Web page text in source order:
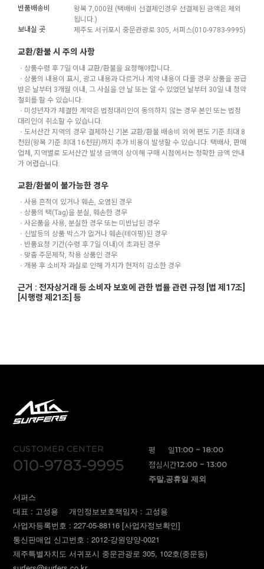
반품배송비
왕복 7,000원 (택배비 선결제인경우 선결제된 금액은 제외
됩니다.)
보내실 곳
제주도 서귀포시 중문관광로 305, 서퍼스(010-9783-9995)
교환/환불 시 주의 사항
ㆍ상품수령 후 7일 이내 교환/환불을 요청해야합니다.
ㆍ상품의 내용이 표시, 광고 내용과 다르거나 계약 내용이 다를 경우 상품을 공급
받은 날부터 3개월 이내, 그 사실을 안 날 또는 알 수 있었던 날부터 30일 내 청약
철회를 할 수 있습니다.
ㆍ미성년자가 체결한 계약은 법정대리인이 동의하지 않는 경우 본인 또는 법정
대리인이 취소할 수 있습니다.
ㆍ도서산간 지역의 경우 결제하신 기본 교환/환불 배송비 외에 편도 기준 최대 8
천원(왕복 기준 최대 16천원)까지 추가 비용이 발생할 수 있습니다. 택배사, 판매
업체, 지역별로 도서산간 발생 금액이 상이해 구매 시점에서는 정확한 금액 안내
가 어렵습니다.
교환/환불이 불가능한 경우
ㆍ사용 흔적이 있거나 훼손, 오염된 경우
ㆍ상품의 택(Tag)을 분실, 훼손한 경우
ㆍ사은품을 사용, 분실한 경우 또는 미반납된 경우
ㆍ신발등의 상품 박스가 없거나 훼손(테이핑)된 경우
ㆍ반품요청 기간(수령 후 7일 이내)이 초과된 경우
ㆍ맞춤 주문제작, 착용 상품인 경우
ㆍ개봉 후 소비자 과실로 인해 가치가 현저히 감소한 경우
근거 : 전자상거래 등 소비자 보호에 관한 법률 관련 규정 [법 제17조]
[시행령 제21조] 등
CUSTOMER CENTER
010-9783-9995
평 일11:00 ~ 18:00
점심시간12:00 ~ 13:00
주말,공휴일 제외
서퍼스
대표 : 고성용
개인정보보호책임자 : 고성용
사업자등록번호 : 227-05-88116[사업자정보확인]
통신판매업 신고번호 : 2012-강원양양-0021
제주특별자치도 서귀포시 중문관광로 305, 102호(중문동)